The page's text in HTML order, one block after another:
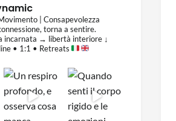
| Consapevolezza
torna a sentire.
incarnata → libertà interiore↓
• 1:1 • Retreats